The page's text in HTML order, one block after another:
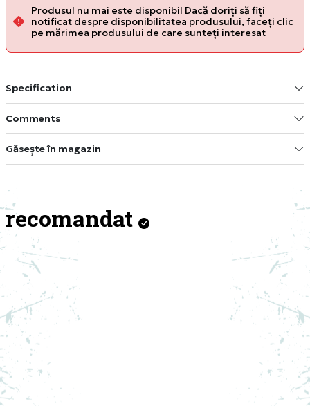
Produsul nu mai este disponibil Dacă doriți să fiți
notificat despre disponibilitatea produsului, faceți clic
pe mărimea produsului de care sunteți interesat
Specification
Comments
Găsește în magazin
recomandat